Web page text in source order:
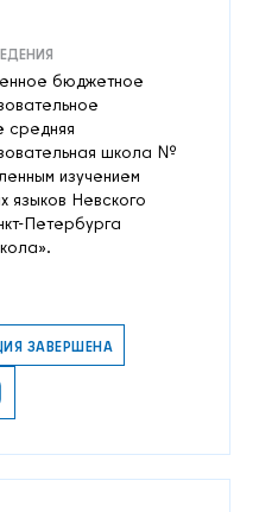
бюджетное
средняя
школа №
изучением
языков Невского
Петербурга
ЗАВЕРШЕНА